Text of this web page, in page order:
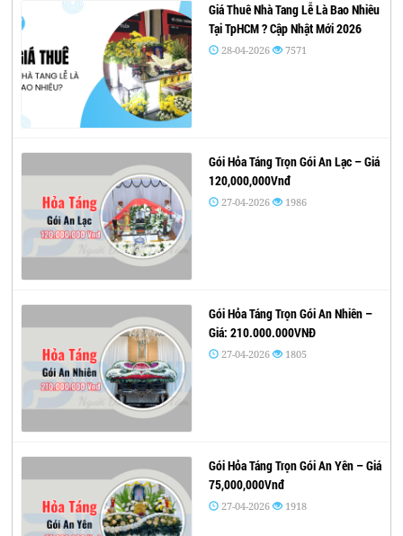
Giá Thuê Nhà Tang Lễ Là Bao Nhiêu
Tại TpHCM ? Cập Nhật Mới 2026
28-04-2026 7571
Gói Hỏa Táng Trọn Gói An Lạc – Giá
120,000,000Vnđ
27-04-2026 1986
Gói Hỏa Táng Trọn Gói An Nhiên –
Giá: 210.000.000VNĐ
27-04-2026 1805
Gói Hỏa Táng Trọn Gói An Yên – Giá
75,000,000Vnđ
27-04-2026 1918